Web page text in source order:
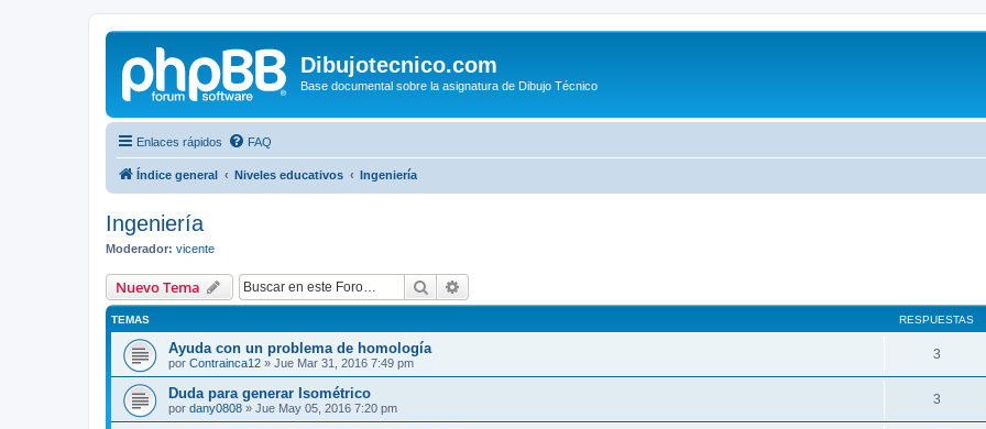
Dibujotecnico.com
Base documental sobre la asignatura de Dibujo Técnico
Enlaces rápidos FAQ
Índice general Niveles educativos Ingeniería
Ingeniería
Moderador: vicente
Nuevo Tema Buscar
TEMAS RESPUESTAS
Ayuda con un problema de homología
por Contrainca12 » Jue Mar 31, 2016 7:49 pm
3
Duda para generar Isométrico
por dany0808 » Jue May 05, 2016 7:20 pm
3